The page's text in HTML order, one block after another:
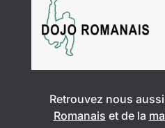
Retrouvez nous
Romanais et de la